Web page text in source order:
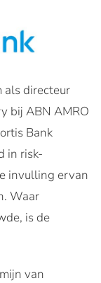
als directeur
bij ABN AMRO
Bank
in risk-
invulling ervan
Waar
is de
van